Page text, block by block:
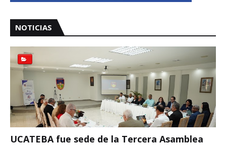
NOTICIAS
UCATEBA fue sede de la Tercera Asamblea